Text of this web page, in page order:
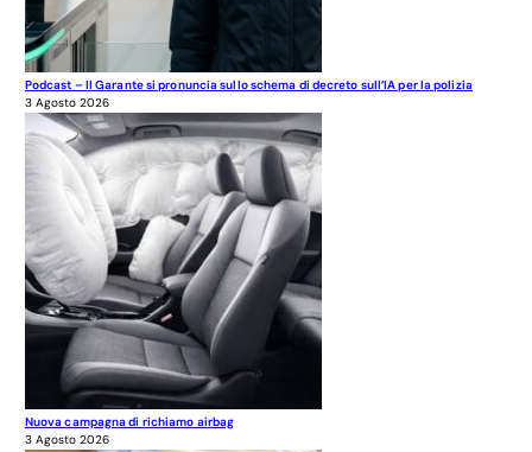
Podcast – Il Garante si pronuncia sullo schema di decreto sull’IA per la polizia
3 Agosto 2026
Nuova campagna di richiamo airbag
3 Agosto 2026